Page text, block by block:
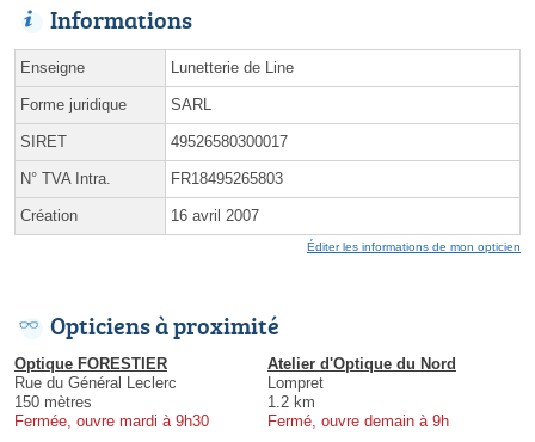
Informations
Enseigne Lunetterie de Line
Forme juridique SARL
SIRET 49526580300017
N° TVA Intra. FR18495265803
Création 16 avril 2007
Éditer les informations de mon opticien
Opticiens à proximité
Optique FORESTIER
Rue du Général Leclerc
150 mètres
Fermée, ouvre mardi à 9h30
Atelier d'Optique du Nord
Lompret
1.2 km
Fermé, ouvre demain à 9h